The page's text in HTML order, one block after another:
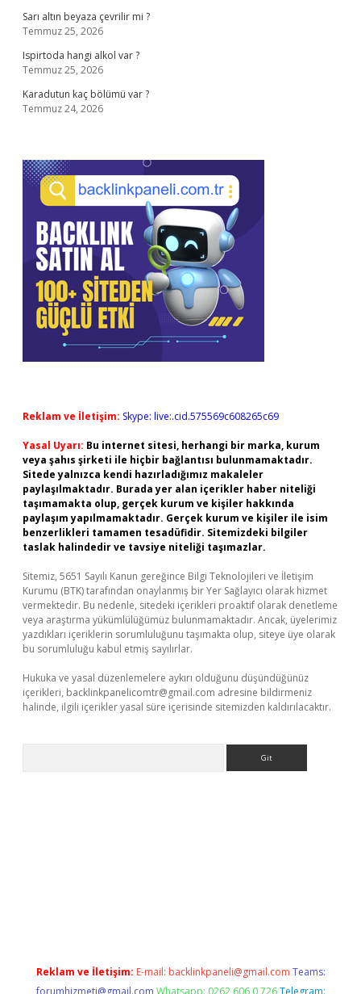
Sarı altın beyaza çevrilir mi ?
Temmuz 25, 2026
Ispirtoda hangi alkol var ?
Temmuz 25, 2026
Karadutun kaç bölümü var ?
Temmuz 24, 2026
Reklam ve İletişim: Skype: live:.cid.575569c608265c69
Yasal Uyarı: Bu internet sitesi, herhangi bir marka, kurum
veya şahıs şirketi ile hiçbir bağlantısı bulunmamaktadır.
Sitede yalnızca kendi hazırladığımız makaleler
paylaşılmaktadır. Burada yer alan içerikler haber niteliği
taşımamakta olup, gerçek kurum ve kişiler hakkında
paylaşım yapılmamaktadır. Gerçek kurum ve kişiler ile isim
benzerlikleri tamamen tesadüfidir. Sitemizdeki bilgiler
taslak halindedir ve tavsiye niteliği taşımazlar.
Sitemiz, 5651 Sayılı Kanun gereğince Bilgi Teknolojileri ve İletişim
Kurumu (BTK) tarafından onaylanmış bir Yer Sağlayıcı olarak hizmet
vermektedir. Bu nedenle, sitedeki içerikleri proaktif olarak denetleme
veya araştırma yükümlülüğümüz bulunmamaktadır. Ancak, üyelerimiz
yazdıkları içeriklerin sorumluluğunu taşımakta olup, siteye üye olarak
bu sorumluluğu kabul etmiş sayılırlar.
Hukuka ve yasal düzenlemelere aykırı olduğunu düşündüğünüz
içerikleri, backlinkpanelicomtr@gmail.com adresine bildirmeniz
halinde, ilgili içerikler yasal süre içerisinde sitemizden kaldırılacaktır.
Reklam ve İletişim: E-mail: backlinkpaneli@gmail.com Teams:
forumhizmeti@gmail.com Whatsapp: 0262 606 0 726 Telegram: